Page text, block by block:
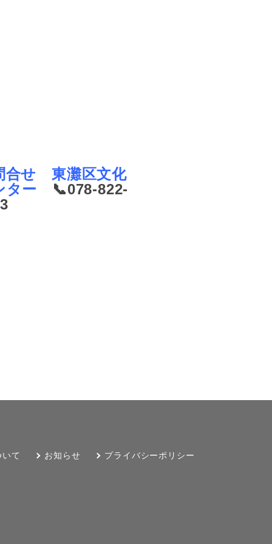
合せ 東灘区文化
ター 📞078-822-
て お知らせ プライバシーポリシー